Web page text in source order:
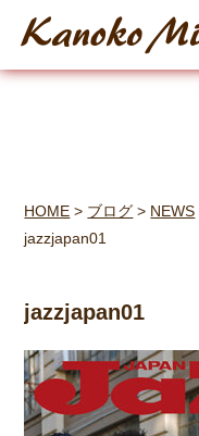
HOME > ブログ > NEWS
jazzjapan01
jazzjapan01